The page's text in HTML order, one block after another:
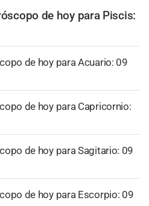
de hoy para Piscis:
de hoy para Acuario: 09
de hoy para Capricornio:
de hoy para Sagitario: 09
de hoy para Escorpio: 09